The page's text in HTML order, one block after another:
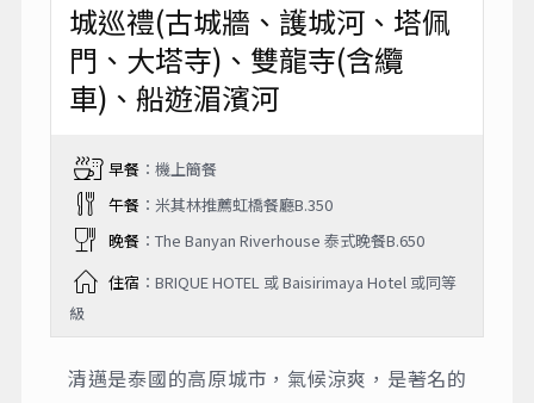
第1天 第2天 第3天 第4天
Day 1
桃園機場／清邁機場→蘭納古
城巡禮(古城牆、護城河、塔佩
門、大塔寺)、雙龍寺(含纜